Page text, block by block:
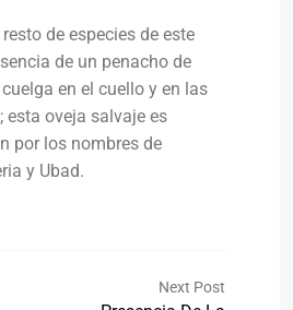
de especies de este
de un penacho de
en el cuello y en las
esta oveja salvaje es
por los nombres de
y Ubad.
Next Post